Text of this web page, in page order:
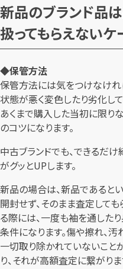
新品のブランド品
扱ってもらえないケ
◆保管方法
保管方法には気をつけなけれ
状態が悪く変色したり劣化し
あくまで購入した当初に限り
のコツになります。
中古ブランドでも、できるだ
がグッとUPします。
新品の場合は、新品であると
開封せず、そのまま査定して
る際には、一度も袖を通した
条件になります。傷や擦れ、汚
一切取り除かれていないこと
り、それが高額査定に繋がりま